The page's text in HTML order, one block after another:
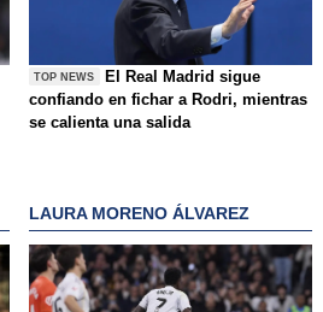
TOP NEWS
El Real Madrid sigue
confiando en fichar a Rodri, mientras
se calienta una salida
LAURA MORENO ÁLVAREZ